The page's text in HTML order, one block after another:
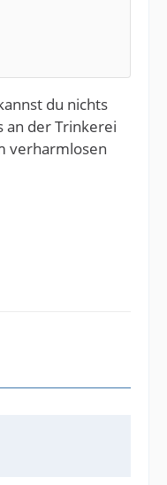
du nichts
an der Trinkerei
verharmlosen